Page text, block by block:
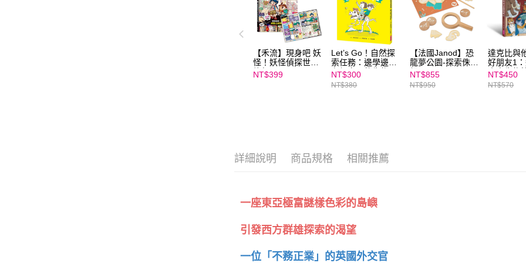
【禾流】現身吧 妖
怪！妖怪偵探世界
旅行
NT$399
Let’s Go！自然探
索任務：邊學邊玩
有趣實用的生物．
地科．天文知識
NT$300
NT$380
【法國Janod】恐
龍夢公園-探索侏儸
紀
NT$855
NT$950
達克比與
好朋友1
水中生物
空的驚奇
現眾多生
NT$450
NT$570
詳細說明 商品規格 相關推薦
一座東亞極富謎樣色彩的島嶼
引發西方群雄探索的渴望
一位「不務正業」的英國外交官